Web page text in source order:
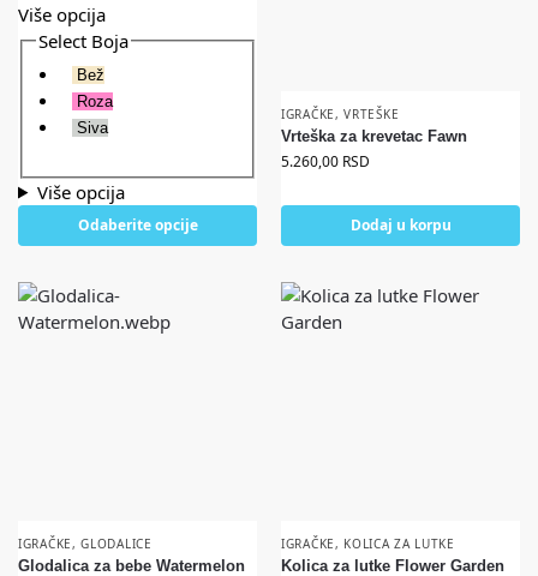
Više opcija
Select Boja
Bež
Roza
Siva
Više opcija
Odaberite opcije
IGRAČKE,VRTEŠKE
Vrteška za krevetac Fawn
5.260,00 RSD
Dodaj u korpu
IGRAČKE,GLODALICE
Glodalica za bebe Watermelon
IGRAČKE, KOLICA ZA LUTKE
Kolica za lutke Flower Garden